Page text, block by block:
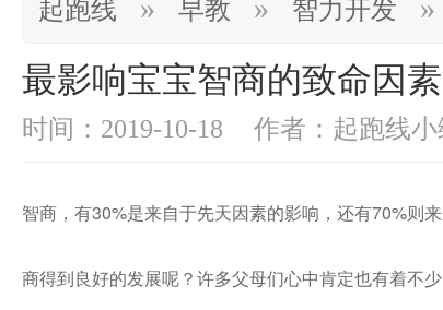
起跑线 » 早教 » 智力开发 »
最影响宝宝智商的致命因
时间：2019-10-18 作者：起跑线小
智商，有30%是来自于先天因素的影响，还有70%则
商得到良好的发展呢？许多父母们心中肯定也有着不